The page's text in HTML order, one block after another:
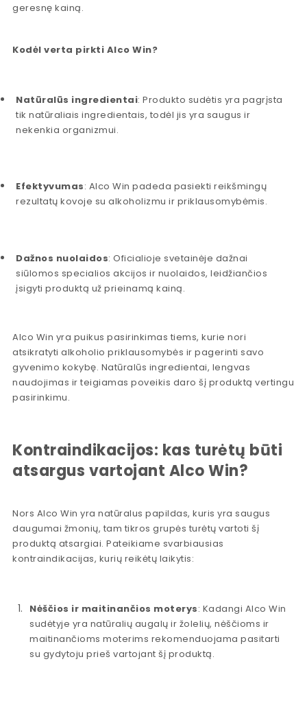
geresnę kainą.
Kodėl verta pirkti Alco Win?
Natūralūs ingredientai: Produkto sudėtis yra pagrįsta
tik natūraliais ingredientais, todėl jis yra saugus ir
nekenkia organizmui.
Efektyvumas: Alco Win padeda pasiekti reikšmingų
rezultatų kovoje su alkoholizmu ir priklausomybėmis.
Dažnos nuolaidos: Oficialioje svetainėje dažnai
siūlomos specialios akcijos ir nuolaidos, leidžiančios
įsigyti produktą už prieinamą kainą.
Alco Win yra puikus pasirinkimas tiems, kurie nori
atsikratyti alkoholio priklausomybės ir pagerinti savo
gyvenimo kokybę. Natūralūs ingredientai, lengvas
naudojimas ir teigiamas poveikis daro šį produktą vertingu
pasirinkimu.
Kontraindikacijos: kas turėtų būti
atsargus vartojant Alco Win?
Nors Alco Win yra natūralus papildas, kuris yra saugus
daugumai žmonių, tam tikros grupės turėtų vartoti šį
produktą atsargiai. Pateikiame svarbiausias
kontraindikacijas, kurių reikėtų laikytis:
Nėščios ir maitinančios moterys: Kadangi Alco Win
sudėtyje yra natūralių augalų ir žolelių, nėščioms ir
maitinančioms moterims rekomenduojama pasitarti
su gydytoju prieš vartojant šį produktą.